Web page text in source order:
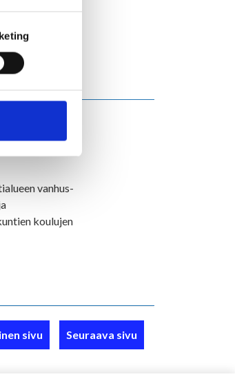
voittajaksi
vanhus-
koulujen
sivu Seuraava sivu